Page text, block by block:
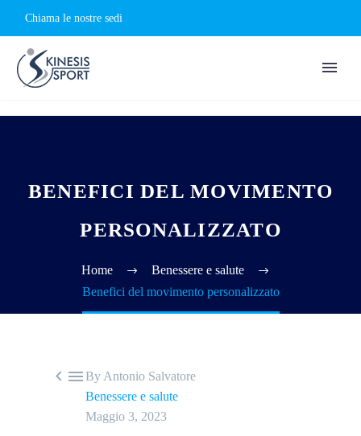
Chiama le nostre sedi
BENEFICI DEL MOVIMENTO
PERSONALIZZATO
Home
Benessere e salute
Benefici del movimento personalizzato
 By Antonio Salvatore
Benessere e salute
Maggio 3, 2023